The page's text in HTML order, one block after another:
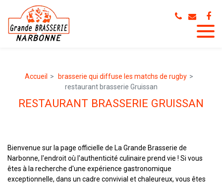
Accueil
brasserie qui diffuse les matchs de rugby
restaurant brasserie Gruissan
RESTAURANT BRASSERIE GRUISSAN
Bienvenue sur la page officielle de La Grande Brasserie de
Narbonne, l'endroit où l'authenticité culinaire prend vie ! Si vous
êtes à la recherche d'une expérience gastronomique
exceptionnelle, dans un cadre convivial et chaleureux, vous êtes
Panneau de gestion des cookies